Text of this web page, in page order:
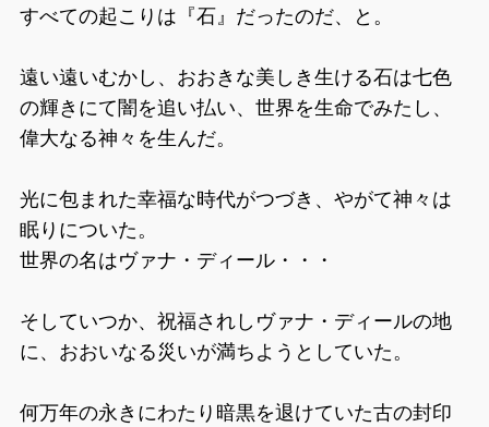
すべての起こりは『石』だったのだ、と。
遠い遠いむかし、おおきな美しき生ける石は七色
の輝きにて闇を追い払い、世界を生命でみたし、
偉大なる神々を生んだ。
光に包まれた幸福な時代がつづき、やがて神々は
眠りについた。
世界の名はヴァナ・ディール・・・
そしていつか、祝福されしヴァナ・ディールの地
に、おおいなる災いが満ちようとしていた。
何万年の永きにわたり暗黒を退けていた古の封印